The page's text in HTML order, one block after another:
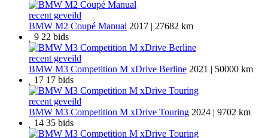
recent geveild
BMW M2 Coupé Manual 2017 | 27682 km
9 22 bids
recent geveild
BMW M3 Competition M xDrive Berline 2021 | 50000 km
17 17 bids
recent geveild
BMW M3 Competition M xDrive Touring 2024 | 9702 km
14 35 bids